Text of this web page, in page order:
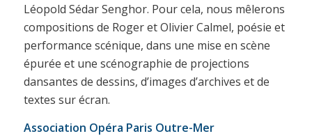
Léopold Sédar Senghor. Pour cela, nous mêlerons
compositions de Roger et Olivier Calmel, poésie et
performance scénique, dans une mise en scène
épurée et une scénographie de projections
dansantes de dessins, d’images d’archives et de
textes sur écran.
Association Opéra Paris Outre-Mer